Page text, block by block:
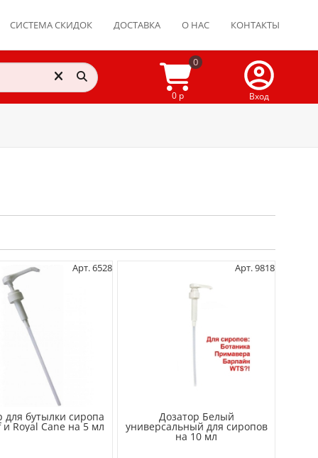
СИСТЕМА СКИДОК ДОСТАВКА О НАС КОНТАКТЫ
0
0 р Вход
Арт. 6528
для бутылки сиропа
Royal Cane на 5 мл
Арт. 9818
Дозатор Белый
универсальный для сиропов
на 10 мл